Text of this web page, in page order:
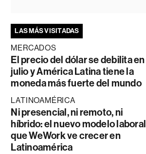
LAS MÁS VISITADAS
MERCADOS
El precio del dólar se debilita en
julio y América Latina tiene la
moneda más fuerte del mundo
LATINOAMÉRICA
Ni presencial, ni remoto, ni
híbrido: el nuevo modelo laboral
que WeWork ve crecer en
Latinoamérica